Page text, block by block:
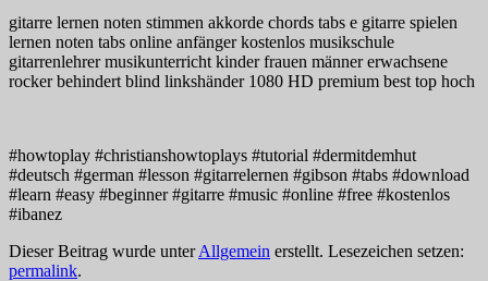
gitarre lernen noten stimmen akkorde chords tabs e gitarre spielen
lernen noten tabs online anfänger kostenlos musikschule
gitarrenlehrer musikunterricht kinder frauen männer erwachsene
rocker behindert blind linkshänder 1080 HD premium best top hoch
#howtoplay #christianshowtoplays #tutorial #dermitdemhut
#deutsch #german #lesson #gitarrelernen #gibson #tabs #download
#learn #easy #beginner #gitarre #music #online #free #kostenlos
#ibanez
Dieser Beitrag wurde unterAllgemein erstellt. Lesezeichen setzen:
permalink.